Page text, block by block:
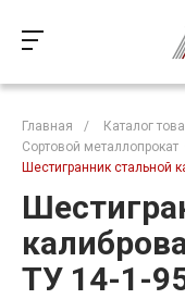
Главная / Каталог
Сортовой металлопрокат
Шестигранник стальной
ТУ 14-1-